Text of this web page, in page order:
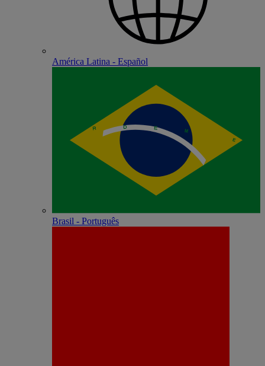
América Latina - Español
Brasil - Português